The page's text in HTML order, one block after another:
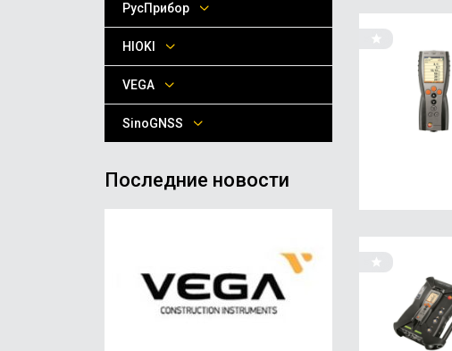
РусПрибор
HIOKI
VEGA
SinoGNSS
Последние новости